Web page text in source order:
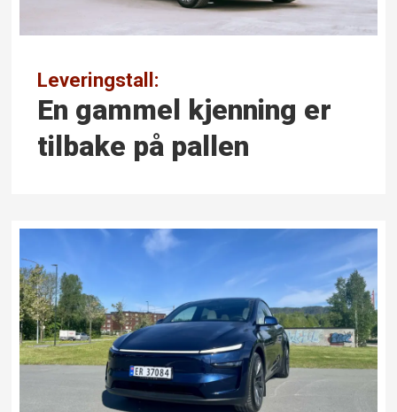
Leveringstall:
En gammel kjenning er
tilbake på pallen